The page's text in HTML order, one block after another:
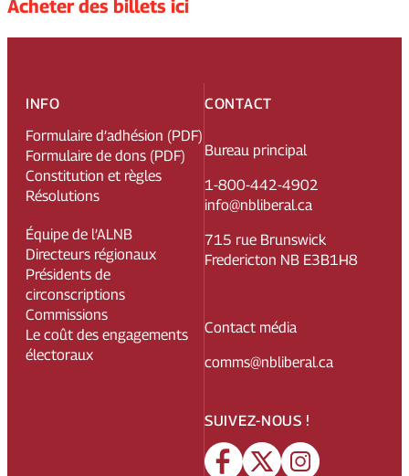
Acheter des billets ici
CONTACT
Bureau principal
1-800-442-4902
info@nbliberal.ca
715 rue Brunswick
Fredericton NB E3B1H8
Contact média
comms@nbliberal.ca
INFO
Formulaire d’adhésion (PDF)
Formulaire de dons (PDF)
Constitution et règles
Résolutions
Équipe de l’ALNB
Directeurs régionaux
Présidents de
circonscriptions
Commissions
Le coût des engagements
électoraux
SUIVEZ-NOUS !